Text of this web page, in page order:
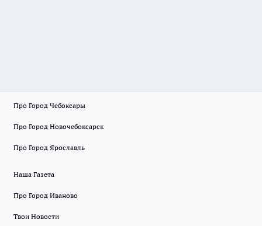
Про Город Чебоксары
Про Город Новочебоксарск
Про Город Ярославль
Наша Газета
Про Город Иваново
Твои Новости